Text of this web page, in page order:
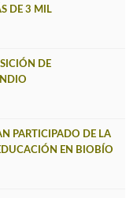
DE 3 MIL
DE
PARTICIPADO DE LA
EN BIOBÍO